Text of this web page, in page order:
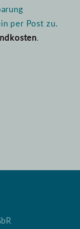
per Post zu.
.